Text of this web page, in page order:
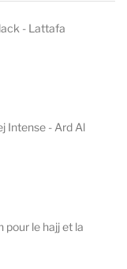
- Lattafa
Intense - Ard Al
pour le hajj et la